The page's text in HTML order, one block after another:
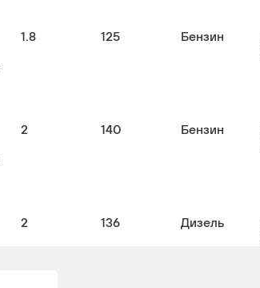
1.8 125 Бензин
2 140 Бензин
2 136 Дизель